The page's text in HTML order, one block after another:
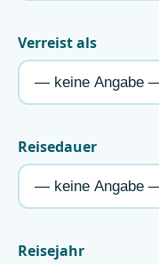
Verreist als
Reisedauer
Reisejahr